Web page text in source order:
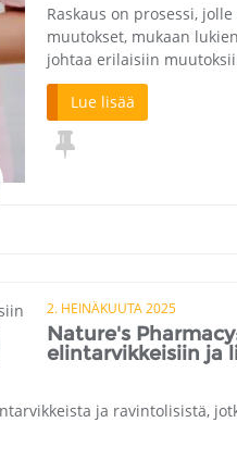
Raskaus on prosessi,
muutokset, mukaan
johtaa erilaisiin
Lue lisää
2. HEINÄKUUTA 2025
Nature's
elintarvikkeisiin ja
ja ravintolisistä,